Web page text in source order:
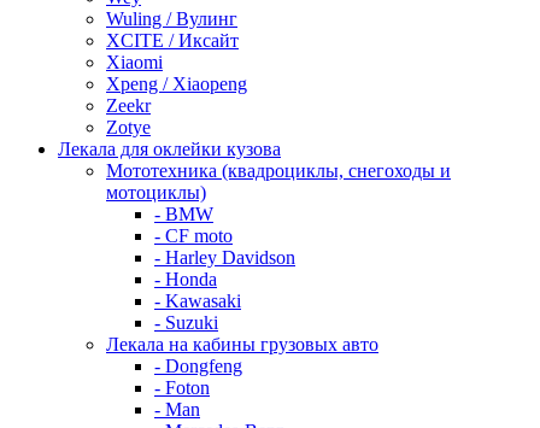
Wuling / Вулинг
XCITE / Иксайт
Xiaomi
Xpeng / Xiaopeng
Zeekr
Zotye
Лекала для оклейки кузова
Мототехника (квадроциклы, снегоходы и
мотоциклы)
- BMW
- CF moto
- Harley Davidson
- Honda
- Kawasaki
- Suzuki
Лекала на кабины грузовых авто
- Dongfeng
- Foton
- Man